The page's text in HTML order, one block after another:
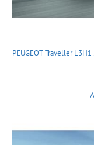
PEUGEOT Traveller